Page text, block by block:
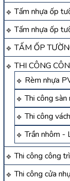
Tấm nhựa ốp
Tấm nhựa ốp
TẤM ỐP
THI CÔNG
Rèm nhựa
Thi công
Thi công
Trần nhôm -
Thi công công
Thi công cửa